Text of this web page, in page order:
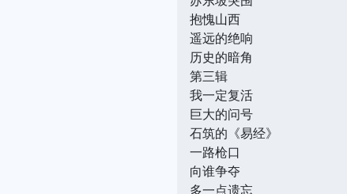
抱愧山西
遥远的绝响
历史的暗角
第三辑
我一定复活
巨大的问号
石筑的《易经》
一路枪口
向谁争夺
多一点遗忘